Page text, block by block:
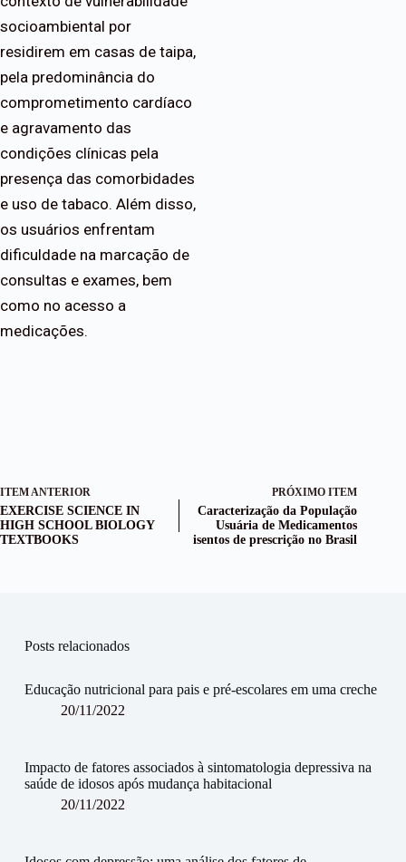
socioambiental por
residirem em casas de taipa,
pela predominância do
comprometimento cardíaco
e agravamento das
condições clínicas pela
presença das comorbidades
e uso de tabaco. Além disso,
os usuários enfrentam
dificuldade na marcação de
consultas e exames, bem
como no acesso a
medicações.
ITEM ANTERIOR
EXERCISE SCIENCE IN
HIGH SCHOOL BIOLOGY
TEXTBOOKS
PRÓXIMO ITEM
Caracterização da População
Usuária de Medicamentos
isentos de prescrição no Brasil
Posts relacionados
Educação nutricional para pais e pré-escolares em uma creche
20/11/2022
Impacto de fatores associados à sintomatologia depressiva na
saúde de idosos após mudança habitacional
20/11/2022